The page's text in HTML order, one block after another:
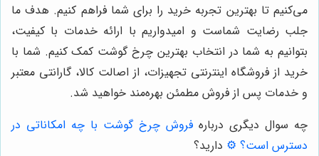
می‌کنیم تا بهترین تجربه خرید را برای شما فراهم کنیم. هدف ما
جلب رضایت شماست و امیدواریم با ارائه خدمات با کیفیت،
بتوانیم به شما در انتخاب بهترین چرخ گوشت کمک کنیم. شما با
خرید از فروشگاه اینترنتی تجهیزات، از اصالت کالا، گارانتی معتبر
و خدمات پس از فروش مطمئن بهره‌مند خواهید شد.
چه سوال دیگری درباره فروش چرخ گوشت با چه امکاناتی در
دسترس است؟ ⚙️ دارید؟